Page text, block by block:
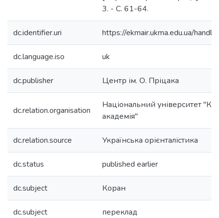
3. - С. 61-64.
dc.identifier.uri https://ekmair.ukma.edu.ua/
dc.language.iso uk
dc.publisher Центр ім. О. Пріцака
dc.relation.organisation
Національний університет
академія"
dc.relation.source Українська орієнталістика
dc.status published earlier
dc.subject Коран
dc.subject переклад